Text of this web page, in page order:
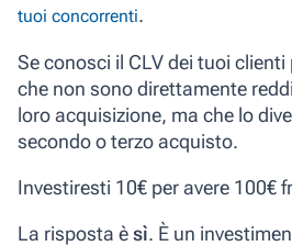
tuoi concorrenti.
Se conosci il CLV dei tuoi
che non sono direttamente
loro acquisizione, ma che lo
secondo o terzo acquisto.
Investiresti 10€ per avere 100€
La risposta èsì. È un